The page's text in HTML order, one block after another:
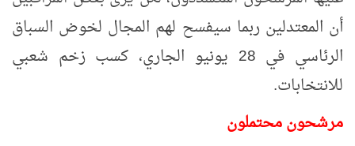
أن المعتدلين ربما سيفسح لهم المجال لخوض السباق
الرئاسي في 28 يونيو الجاري، كسب زخم شعبي
للانتخابات.
مرشحون محتملون